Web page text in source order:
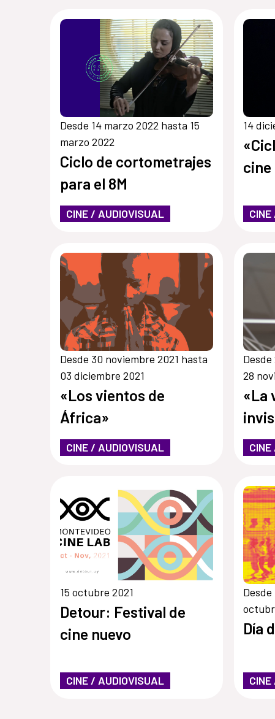
Desde 14 marzo 2022 hasta 15
marzo 2022
Ciclo de cortometrajes
para el 8M
CINE / AUDIOVISUAL
14
cine
Desde 30 noviembre 2021 hasta
03 diciembre 2021
«Los vientos de
África»
CINE / AUDIOVISUAL
28
«La
15 octubre 2021
Detour: Festival de
cine nuevo
CINE / AUDIOVISUAL
Día